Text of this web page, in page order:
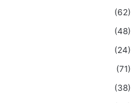
(62)
(48)
(24)
(71)
(38)